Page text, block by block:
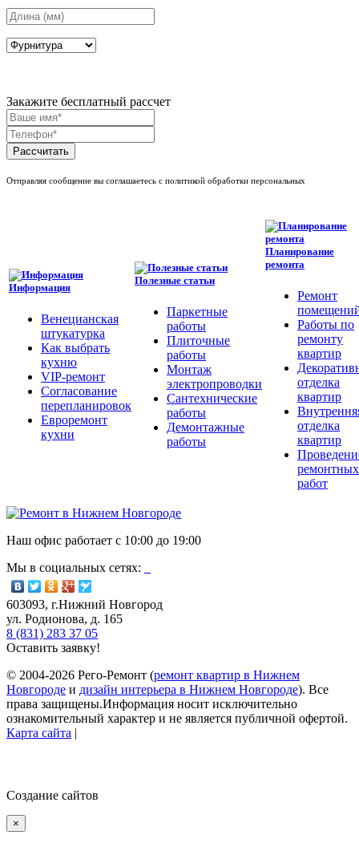
Закажите бесплатный рассчет
Рассчитать
Отправляя сообщение вы соглашаетесь с политикой обработки персональных
Информация
Венецианская
штукатурка
Как выбрать
кухню
VIP-ремонт
Согласование
перепланировок
Евроремонт
кухни
Полезные статьи
Паркетные
работы
Плиточные
работы
Монтаж
электропроводки
Сантехнические
работы
Демонтажные
работы
Планирование
ремонта
Ремонт
Работы по
ремонту
квартир
отделка
квартир
отделка
квартир
ремонтных
работ
Наш офис работает с 10:00 до 19:00
Мы в социальных сетях:
603093, г.Нижний Новгород
ул. Родионова, д. 165
8 (831) 283 37 05
Оставить заявку!
© 2004-2026 Рего-Ремонт (ремонт квартир в Нижнем
Новгороде и дизайн интерьера в Нижнем Новгороде). Все
права защищены.Информация носит исключительно
ознакомительный характер и не является публичной офертой.
Карта сайта |
Создание сайтов
×